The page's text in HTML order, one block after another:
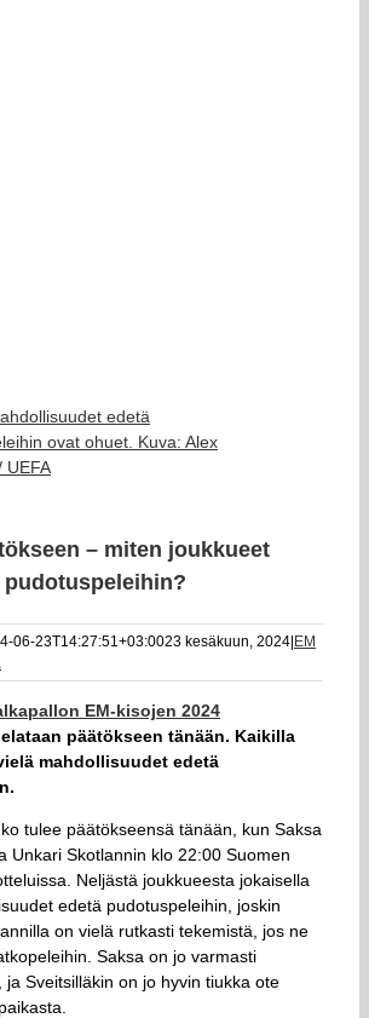
edetä
ovat ohuet. Kuva: Alex
UEFA
– miten joukkueet
06-23T14:27:51+03:0023 kesäkuun, 2024 EM
EM-kisojen 2024
päätökseen tänään. Kaikilla
mahdollisuudet edetä
tulee päätökseensä tänään, kun Saksa
Unkari Skotlannin klo 22:00 Suomen
Neljästä joukkueesta jokaisella
edetä pudotuspeleihin, joskin
on vielä rutkasti tekemistä, jos ne
Saksa on jo varmasti
ja Sveitsilläkin on jo hyvin tiukka ote